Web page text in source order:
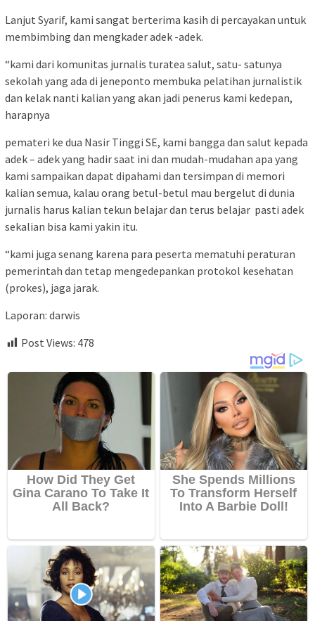
Lanjut Syarif, kami sangat berterima kasih di percayakan untuk
membimbing dan mengkader adek -adek.
“kami dari komunitas jurnalis turatea salut, satu- satunya
sekolah yang ada di jeneponto membuka pelatihan jurnalistik
dan kelak nanti kalian yang akan jadi penerus kami kedepan,
harapnya
pemateri ke dua Nasir Tinggi SE, kami bangga dan salut kepada
adek – adek yang hadir saat ini dan mudah-mudahan apa yang
kami sampaikan dapat dipahami dan tersimpan di memori
kalian semua, kalau orang betul-betul mau bergelut di dunia
jurnalis harus kalian tekun belajar dan terus belajar pasti adek
sekalian bisa kami yakin itu.
“kami juga senang karena para peserta mematuhi peraturan
pemerintah dan tetap mengedepankan protokol kesehatan
(prokes), jaga jarak.
Laporan: darwis
Post Views: 478